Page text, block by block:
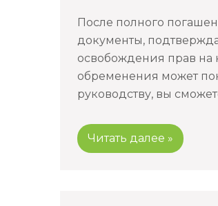
После полного
документы,
освобождения прав на
обременения может
руководству, вы
Читать далее »